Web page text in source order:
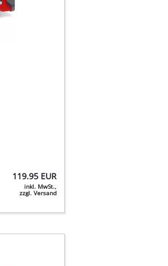
119.95 EUR
inkl. MwSt.,
zzgl. Versand